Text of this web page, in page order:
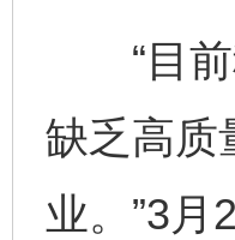
“目前
缺乏高质
业。”3